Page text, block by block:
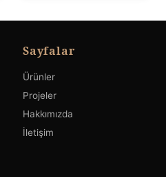
Sayfalar
Ürünler
Projeler
Hakkımızda
İletişim